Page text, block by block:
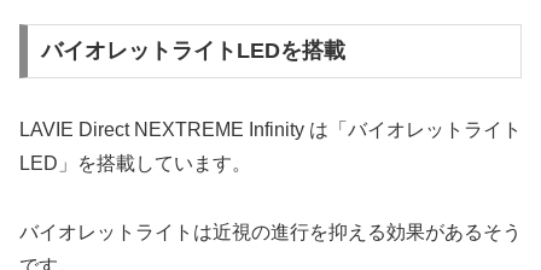
バイオレットライトLEDを搭載
LAVIE Direct NEXTREME Infinity は「バイオレットライト
LED」を搭載しています。
バイオレットライトは近視の進行を抑える効果があるそう